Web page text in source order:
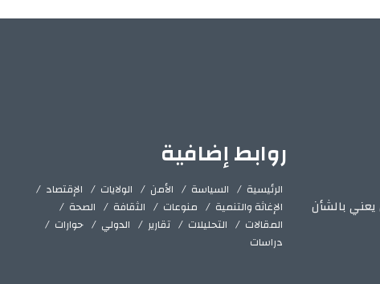
بالشأن
روابط إضافية
الرئيسية السياسة الأمن الولايات
الإقتصاد
الإغاثة والتنمية
منوعات الثقافة
الصحة
المقالات
التحليلات تقارير الدولي
حوارات
دراسات